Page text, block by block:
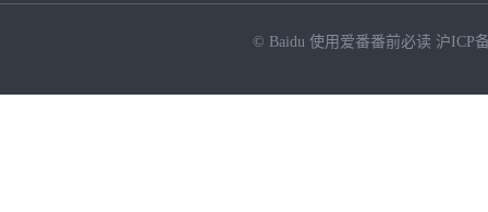
© Baidu 使用爱番番前必读 沪ICP